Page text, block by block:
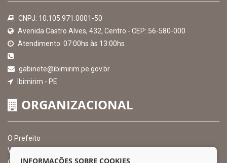
CNPJ: 10.105.971.0001-50
Avenida Castro Alves, 432, Centro - CEP: 56-580-000
Atendimento: 07:00hs às 13:00hs
gabinete@ibimirim.pe.gov.br
Ibimirim - PE
ORGANIZACIONAL
O Prefeito
Vice Prefeito
INFORMAÇÕES SOBRE COOKIES